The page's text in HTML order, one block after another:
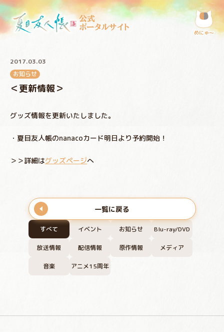
公式
ポータルサイト
めにゅ〜
すべて イベント お知らせ Blu-ray/DVD
放送情報 配信情報 原作情報 メディア
音楽 アニメ15周年
2017.03.03
お知らせ
＜更新情報＞
グッズ情報を更新いたしました。
・夏目友人帳のnanacoカード明日より予約開始！
＞＞詳細はグッズページへ
一覧に戻る